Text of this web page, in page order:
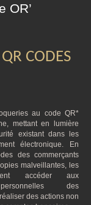
OR’
CODES
au code QR*
mettant en lumière
existant dans les
électronique. En
des commerçants
malveillantes, les
accéder aux
des
des actions non